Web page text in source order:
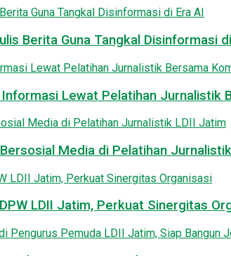
Berita Guna Tangkal Disinformasi
Lewat Pelatihan Jurnalistik
Media di Pelatihan
LDII Jatim, Perkuat Sinergitas